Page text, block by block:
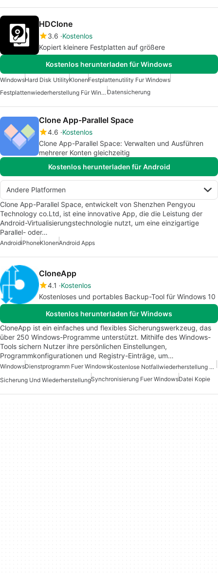
HDClone
3.6 Kostenlos
Kopiert kleinere Festplatten auf größere
Kostenlos herunterladen für Windows
WindowsHard Disk UtilityKlonenFestplattenutility Fur Windows
Festplattenwiederherstellung Für Windows Datensicherung
Clone App-Parallel Space
4.6 Kostenlos
Clone App-Parallel Space: Verwalten und Ausführen
mehrerer Konten gleichzeitig
Kostenlos herunterladen für Android
Andere Platformen
Clone App-Parallel Space, entwickelt von Shenzhen Pengyou
Technology co.Ltd, ist eine innovative App, die die Leistung der
Android-Virtualisierungstechnologie nutzt, um eine einzigartige
Parallel- oder…
AndroidiPhoneKlonenAndroid Apps
CloneApp
4.1
Kostenlos
Kostenloses und portables Backup-Tool für Windows 10
Kostenlos herunterladen für Windows
CloneApp ist ein einfaches und flexibles Sicherungswerkzeug, das
über 250 Windows-Programme unterstützt. Mithilfe des Windows-
Tools sichern Nutzer ihre persönlichen Einstellungen,
Programmkonfigurationen und Registry-Einträge, um…
WindowsDienstprogramm Fuer Windows
Kostenlose Notfallwiederherstellung Für Windows
Sicherung Und WiederherstellungSynchronisierung Fuer WindowsDatei Kopie